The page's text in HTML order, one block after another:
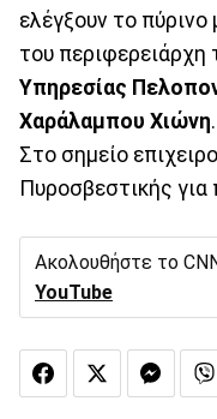
ελέγξουν το
του περιφερειάρχη
Υπηρεσίας
Χαράλαμπου Χιώνη.
Στο σημείο
Πυροσβεστικής
Ακολουθήστε το
YouTube